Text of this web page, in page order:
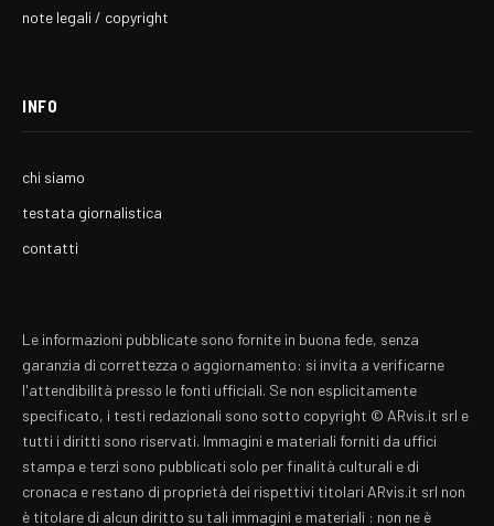
note legali / copyright
INFO
chi siamo
testata giornalistica
contatti
Le informazioni pubblicate sono fornite in buona fede, senza
garanzia di correttezza o aggiornamento: si invita a verificarne
l'attendibilità presso le fonti ufficiali. Se non esplicitamente
specificato, i testi redazionali sono sotto copyright © ARvis.it srl e
tutti i diritti sono riservati. Immagini e materiali forniti da uffici
stampa e terzi sono pubblicati solo per finalità culturali e di
cronaca e restano di proprietà dei rispettivi titolari ARvis.it srl non
è titolare di alcun diritto su tali immagini e materiali : non ne è